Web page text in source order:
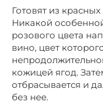
Готовят из
Никакой
розового цвета
вино, цвет
кожицей ягод.
отбрасывается и
без нее.